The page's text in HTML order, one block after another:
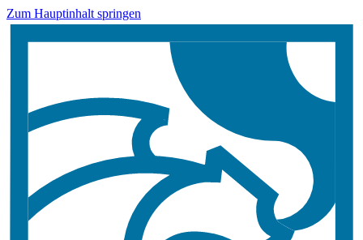
Zum Hauptinhalt springen